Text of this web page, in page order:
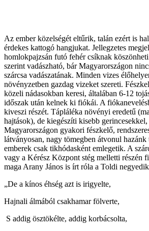
Az ember közelségét eltűrik, talán ezért is
érdekes kattogó hangjukat. Jellegzetes
homlokpajzsán futó fehér csíknak
szerint vadászható, bár Magyarországon
szárcsa vadászatának. Minden vizes
növényzetben gazdag vizeket szereti.
közeli nádasokban keresi, általában 6-12
időszak után kelnek ki fiókái. A
kiveszi részét. Tápláléka növényi eredetű
hajtások), de kiegészíti kisebb
Magyarországon gyakori fészkelő,
látványosan, nagy tömegben átvonul
emberek csak tikhódasként emlegetik. A
vagy a Kérész Központ stég melletti részén
maga Arany János is írt róla a Toldi
„De a kínos éhség azt is irigyelte,
Hajnali álmából csakhamar fölverte,
S addig ösztökélte, addig korbácsolta,